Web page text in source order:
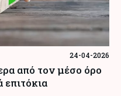
24-04-2026
από τον μέσο όρο
επιτόκια